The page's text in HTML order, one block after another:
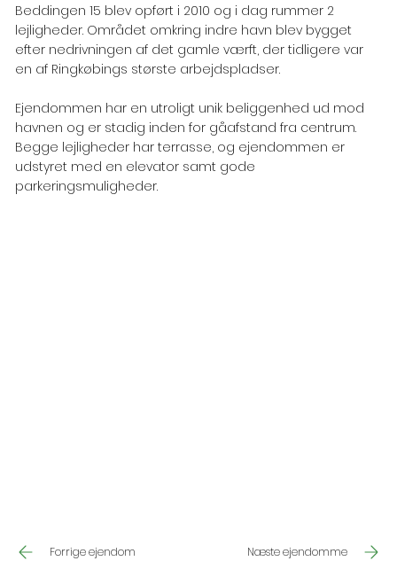
Beddingen 15 blev opført i 2010 og i dag rummer 2
lejligheder. Området omkring indre havn blev bygget
efter nedrivningen af det gamle værft, der tidligere var
en af Ringkøbings største arbejdspladser.
Ejendommen har en utroligt unik beliggenhed ud mod
havnen og er stadig inden for gåafstand fra centrum.
Begge lejligheder har terrasse, og ejendommen er
udstyret med en elevator samt gode
parkeringsmuligheder.
Forrige ejendom Næste ejendomme